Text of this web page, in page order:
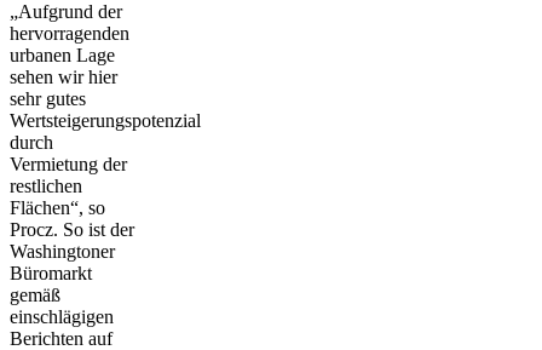
„Aufgrund der
hervorragenden
urbanen Lage
sehen wir hier
sehr gutes
Wertsteigerungspotenzial
durch
Vermietung der
restlichen
Flächen“, so
Procz. So ist der
Washingtoner
Büromarkt
gemäß
einschlägigen
Berichten auf